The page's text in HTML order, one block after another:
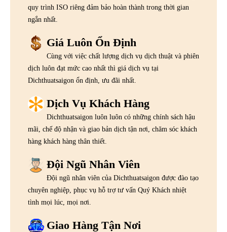
quy trình ISO riêng đảm bảo hoàn thành trong thời gian
ngắn nhất.
Giá Luôn Ổn Định
Cùng với việc chất lượng dịch vụ dịch thuật và phiên
dịch luôn đạt mức cao nhất thì giá dịch vụ tại
Dichthuatsaigon ổn định, ưu đãi nhất.
Dịch Vụ Khách Hàng
Dichthuatsaigon luôn luôn có những chính sách hậu
mãi, chế độ nhận và giao bản dịch tận nơi, chăm sóc khách
hàng khách hàng thân thiết.
Đội Ngũ Nhân Viên
Đội ngũ nhân viên của Dichthuatsaigon được đào tạo
chuyên nghiệp, phục vụ hỗ trợ tư vấn Quý Khách nhiệt
tình mọi lúc, mọi nơi.
Giao Hàng Tận Nơi